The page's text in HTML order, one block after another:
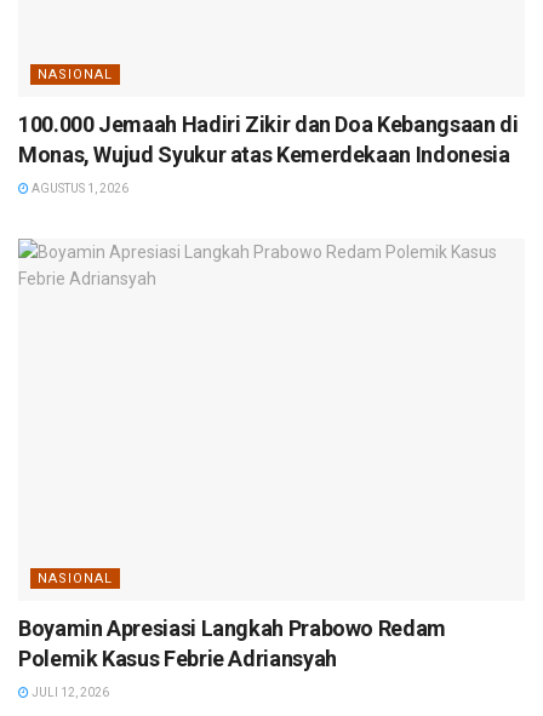
NASIONAL
100.000 Jemaah Hadiri Zikir dan Doa Kebangsaan di
Monas, Wujud Syukur atas Kemerdekaan Indonesia
AGUSTUS 1, 2026
NASIONAL
Boyamin Apresiasi Langkah Prabowo Redam
Polemik Kasus Febrie Adriansyah
JULI 12, 2026